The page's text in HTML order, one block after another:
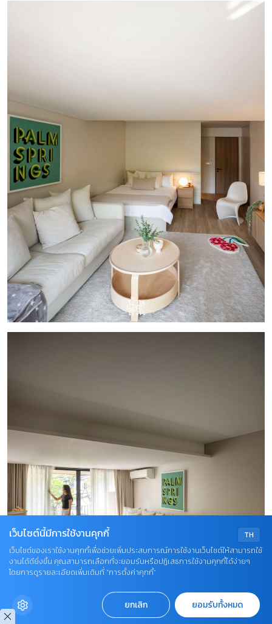
TH
เว็บไซต์นี้มีการใช้งานคุกกี้
เว็บไซต์ของเราใช้งานคุกกี้เพื่อช่วยเพิ่มประสบการณ์การใช้งานเว็บไซต์ให้สามารถใช้
งานได้ดียิ่งขึ้น คุณสามารถเลือกที่จะยอมรับหรือปฏิเสธการใช้งานคุกกี้ได้ง่ายๆ
โดยการดูรายละเอียดเพิ่มเติมที่ “การตั้งค่าคุกกี้”
ยกเลิก ยอมรับทั้งหมด